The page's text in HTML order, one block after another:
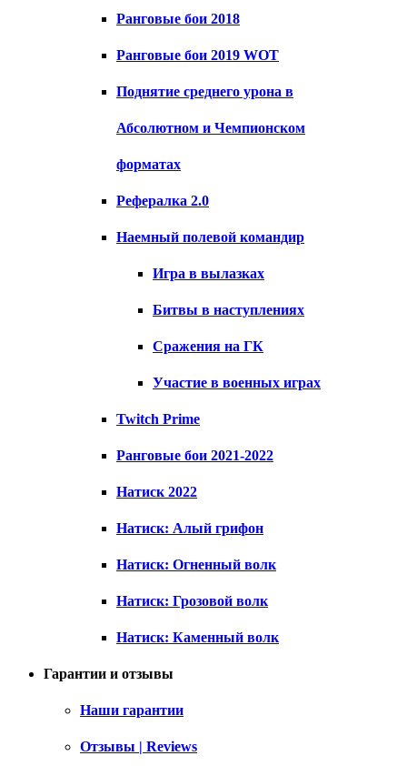
Ранговые бои 2018
Ранговые бои 2019 WOT
Поднятие среднего урона в
Абсолютном и Чемпионском
форматах
Рефералка 2.0
Наемный полевой командир
Игра в вылазках
Битвы в наступлениях
Сражения на ГК
Участие в военных играх
Twitch Prime
Ранговые бои 2021-2022
Натиск 2022
Натиск: Алый грифон
Натиск: Огненный волк
Натиск: Грозовой волк
Натиск: Каменный волк
Гарантии и отзывы
Наши гарантии
Отзывы | Reviews